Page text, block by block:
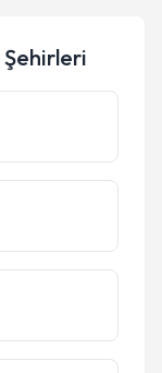
Şehirleri